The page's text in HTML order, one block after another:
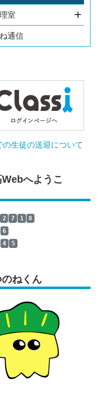
室
通信
の生徒の送迎について
へようこ
2 7 1 8
6
4 5
のねくん